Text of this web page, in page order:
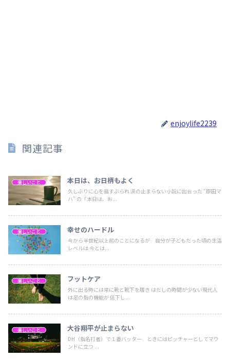
enjoylife2239
関連記事
楽しいこと 本日は、お日柄もよく
久しぶりに心を揺すぶられ 涙の止まらない小説に出会った “原田マ
ハ” の「本日は、お...
楽しいこと 幸せのハードル
今から半世紀以上前のことになるが 自分が子どもだった頃の生活
レベルは 今とは...
楽しいこと フットケア
外に出る時には常に靴と靴下を履き はだしの時間が少ない現代人
は足の指の機能が 低下し...
楽しいこと 大谷翔平が止まらない
DH（指名打者）で１番バッター ときにはピッチャーとしてマウ
ンドに立つ ...